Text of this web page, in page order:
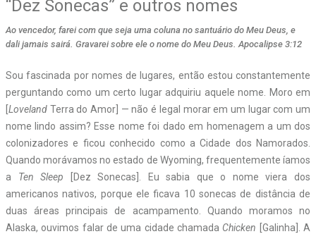
“Dez Sonecas” e outros nomes
Ao vencedor, farei com que seja uma coluna no santuário do Meu Deus, e
dali jamais sairá. Gravarei sobre ele o nome do Meu Deus. Apocalipse 3:12
Sou fascinada por nomes de lugares, então estou constantemente
perguntando como um certo lugar adquiriu aquele nome. Moro em
[Loveland Terra do Amor] — não é legal morar em um lugar com um
nome lindo assim? Esse nome foi dado em homenagem a um dos
colonizadores e ficou conhecido como a Cidade dos Namorados.
Quando morávamos no estado de Wyoming, frequentemente íamos
a Ten Sleep [Dez Sonecas]. Eu sabia que o nome viera dos
americanos nativos, porque ele ficava 10 sonecas de distância de
duas áreas principais de acampamento. Quando moramos no
Alaska, ouvimos falar de uma cidade chamada Chicken [Galinha]. A